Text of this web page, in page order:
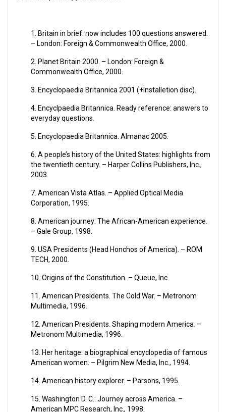
1. Britain in brief: now includes 100 questions answered.
– London: Foreign & Commonwealth Office, 2000.
2. Planet Britain 2000. – London: Foreign &
Commonwealth Office, 2000.
3. Encyclopaedia Britannica 2001 (+Installetion disc).
4. Encyclpaedia Britannica. Ready reference: answers to
everyday questions.
5. Encyclopaedia Britannica. Almanac 2005.
6. A people’s history of the United States: highlights from
the twentieth century. – Harper Collins Publishers, Inc.,
2003.
7. American Vista Atlas. – Applied Optical Media
Corporation, 1995.
8. American journey: The African-American experience.
– Gale Group, 1998.
9. USA Presidents (Head Honchos of America). – ROM
TECH, 2000.
10. Origins of the Constitution. – Queue, Inc.
11. American Presidents. The Cold War. – Metronom
Multimedia, 1996.
12. American Presidents. Shaping modern America. –
Metronom Multimedia, 1996.
13. Her heritage: a biographical encyclopedia of famous
American women. – Pilgrim New Media, Inc., 1994.
14. American history explorer. – Parsons, 1995.
15. Washington D. C.: Journey across America. –
American MPC Research, Inc., 1998.